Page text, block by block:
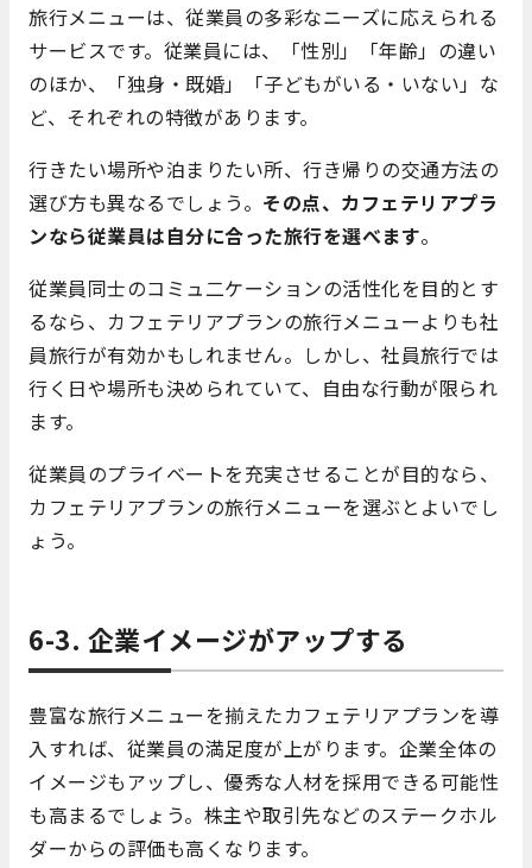
旅行メニューは、従業員の多彩なニーズに応えられる
サービスです。従業員には、「性別」「年齢」の違い
のほか、「独身・既婚」「子どもがいる・いない」な
ど、それぞれの特徴があります。
行きたい場所や泊まりたい所、行き帰りの交通方法の
選び方も異なるでしょう。 その点、カフェテリアプラ
ンなら従業員は自分に合った旅行を選べます。
従業員同士のコミュ二ケーションの活性化を目的とす
るなら、カフェテリアプランの旅行メニューよりも社
員旅行が有効かもしれません。しかし、社員旅行では
行く日や場所も決められていて、自由な行動が限られ
ます。
従業員のプライベートを充実させることが目的なら、
カフェテリアプランの旅行メニューを選ぶとよいでし
ょう。
6-3. 企業イメージがアップする
豊富な旅行メニューを揃えたカフェテリアプランを導
入すれば、従業員の満足度が上がります。企業全体の
イメージもアップし、優秀な人材を採用できる可能性
も高まるでしょう。株主や取引先などのステークホル
ダーからの評価も高くなります。